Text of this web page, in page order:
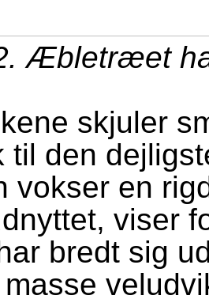
Æbletræet
skjuler
til den
vokser en
viser
bredt sig